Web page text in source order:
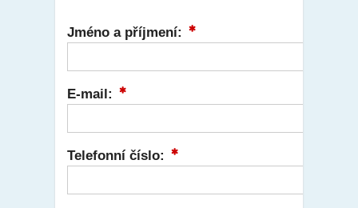
Jméno a příjmení:
E-mail:
Telefonní číslo: